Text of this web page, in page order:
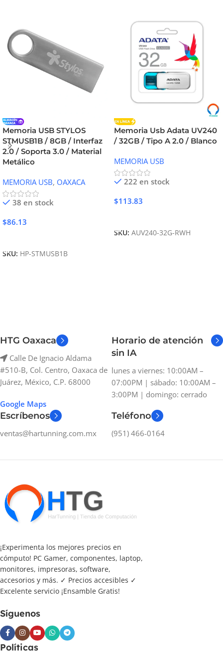
Memoria USB STYLOS
STMUSB1B / 8GB / Interfaz
2.0 / Soporta 3.0 / Material
Metálico
MEMORIA USB, OAXACA
38 en stock
$86.13
SKU: HP-STMUSB1B
Memoria Usb Adata UV240
/ 32GB / Tipo A 2.0 / Blanco
MEMORIA USB
222 en stock
$113.83
SKU: AUV240-32G-RWH
HTG Oaxaca
Calle De Ignacio Aldama
#510-B, Col. Centro, Oaxaca de
Juárez, México, C.P. 68000
Google Maps
Horario de atención
sin IA
lunes a viernes: 10:00AM –
07:00PM | sábado: 10:00AM –
3:00PM | domingo: cerrado
Escríbenos
ventas@hartunning.com.mx
Teléfono
(951) 466-0164
¡Experimenta los mejores precios en
cómputo! PC Gamer, componentes, laptop,
monitores, impresoras, software,
accesorios y más. ✓ Precios accesibles ✓
Excelente servicio ¡Ensamble Gratis!
Síguenos
Políticas